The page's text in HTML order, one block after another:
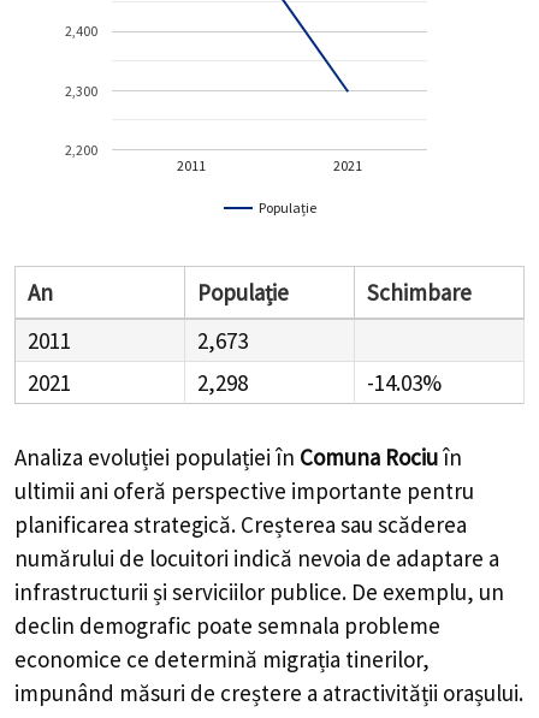
Populație
2011 2021
2,200
2,300
2,400
An Populație
Schimbare
2011
2,673
2021
2,298 -14.03%
Analiza evoluției populației în Comuna Rociuîn
ultimii ani oferă perspective importante pentru
planificarea strategică. Creșterea sau scăderea
numărului de locuitori indică nevoia de adaptare a
infrastructurii și serviciilor publice. De exemplu, un
declin demografic poate semnala probleme
economice ce determină migrația tinerilor,
impunând măsuri de creștere a atractivității orașului.